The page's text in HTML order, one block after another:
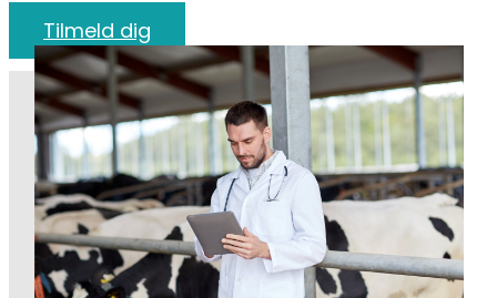
Tilmeld dig